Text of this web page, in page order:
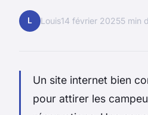
L Louis14 février 20255 min
Un site internet bien
pour attirer les